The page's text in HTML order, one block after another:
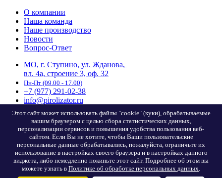
О компании
Наша команда
Наше производство
Новости
Вопрос-Ответ
МО, г. Ступино, ул. Жданова,
вл. 4а, строение 3, оф. 32
Пн-Пт (09.00 - 17.00)
+7 (977) 291-02-38
info@pirolizator.ru
© 2025 ГК "Пиролизатор"
Все права защищены.
Политика обработки персональных данных
Этот сайт может использовать файлы "cookie" (куки), обрабатываемые
вашим браузером с целью сбора статистических данных,
персонализации сервисов и повышения удобства пользования веб-
сайтом. Если Вы не хотите, чтобы Ваши пользовательские
персональные данные обрабатывались, пожалуйста, ограничьте их
использование в настройках своего браузера и в настройках данного
виджета, либо немедленно покиньте этот сайт. Подробнее об этом вы
можете узнать в Политике об обработке персональных данных.